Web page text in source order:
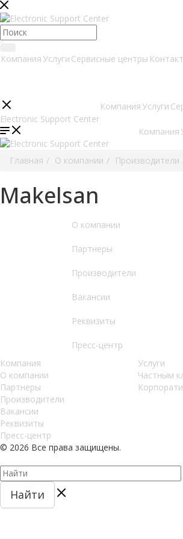
Компания Услуги Сервисные центры
Компания Услуги
Компания
Главная О компании Производители
Makelsan
О компании
Партнеры
Производители
Вакансии
Реквизиты
Пресс-центр
Компания
О компании
Партнеры
Производители
Вакансии
Реквизиты
Пресс-центр
Услуги
Частным
© 2026 Все права защищены.
Найти